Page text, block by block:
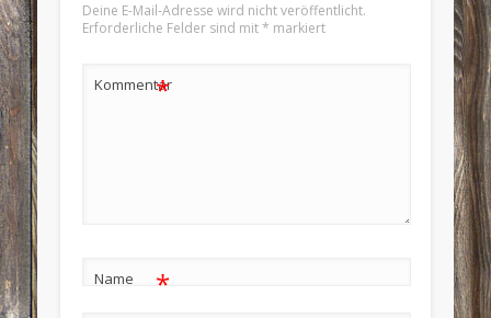
Deine E-Mail-Adresse wird nicht veröffentlicht.
Erforderliche Felder sind mit* markiert
Kommentar
*
Name *